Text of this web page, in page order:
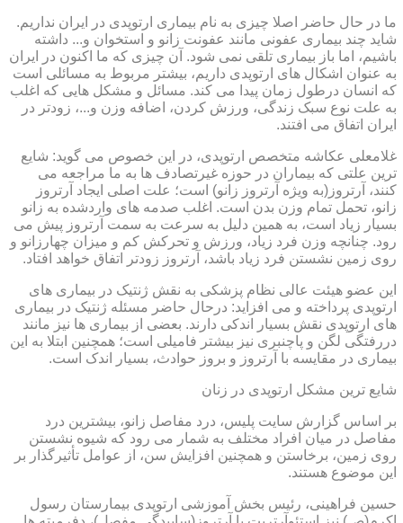
ما در حال حاضر اصلا چیزی به نام بیماری ارتوپدی در ایران نداریم.
شاید چند بیماری عفونی مانند عفونت زانو و استخوان و... داشته
باشیم، اما باز بیماری تلقی نمی شود. آن چیزی که ما اکنون در ایران
به عنوان اشکال های ارتوپدی داریم، بیشتر مربوط به مسائلی است
که انسان درطول زمان پیدا می کند. مسائل و مشکل هایی که اغلب
به علت نوع سبک زندگی، ورزش کردن، اضافه وزن و...، زودتر در
ایران اتفاق می افتند.
غلامعلی عکاشه متخصص ارتوپدی، در این خصوص می گوید: شایع
ترین علتی که بیماران در حوزه غیرتصادف ها به ما مراجعه می
کنند، آرتروز(به ویژه آرتروز زانو) است؛ علت اصلی ایجاد آرتروز
زانو، تحمل تمام وزن بدن است. اغلب صدمه های واردشده به زانو
بسیار زیاد است، به همین دلیل به سرعت به سمت آرتروز پیش می
رود. چنانچه وزن فرد زیاد، ورزش و تحرکش کم و میزان چهارزانو و
روی زمین نشستن فرد زیاد باشد، آرتروز زودتر اتفاق خواهد افتاد.
این عضو هیئت عالی نظام پزشکی به نقش ژنتیک در بیماری های
ارتوپدی پرداخته و می افزاید: درحال حاضر مسئله ژنتیک در بیماری
های ارتوپدی نقش بسیار اندکی دارند. بعضی از بیماری ها نیز مانند
دررفتگی لگن و پاچنبری نیز بیشتر فامیلی است؛ همچنین ابتلا به این
بیماری در مقایسه با آرتروز و بروز حوادث، بسیار اندک است.
شایع ترین مشکل ارتوپدی در زنان
بر اساس گزارش سایت پلیس، درد مفاصل زانو، بیشترین درد
مفاصل در میان افراد مختلف به شمار می رود که شیوه نشستن
روی زمین، برخاستن و همچنین افزایش سن، از عوامل تأثیرگذار بر
این موضوع هستند.
حسین فراهینی، رئیس بخش آموزشی ارتوپدی بیمارستان رسول